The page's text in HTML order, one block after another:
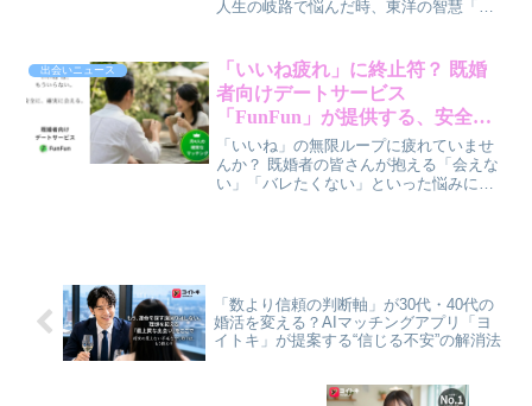
人生の岐路で悩んだ時、東洋の智慧「算
超実践的なWEBコンテンツが「本格占い
｜みのり」で提供開始され、自分らしい
未来を切り拓くヒントを得られると注目
されています。
出会いニュース
「いいね疲れ」に終止符？ 既婚
者向けデートサービス
「FunFun」が提供する、安全で
確実な出会いの新常識
「いいね」の無限ループに疲れていませ
んか？ 既婚者の皆さんが抱える「会えな
い」「バレたくない」といった悩みに寄
「数より信頼の判断軸」が30代・40代の
婚活を変える？AIマッチングアプリ「ヨ
イトキ」が提案する“信じる不安”の解消法